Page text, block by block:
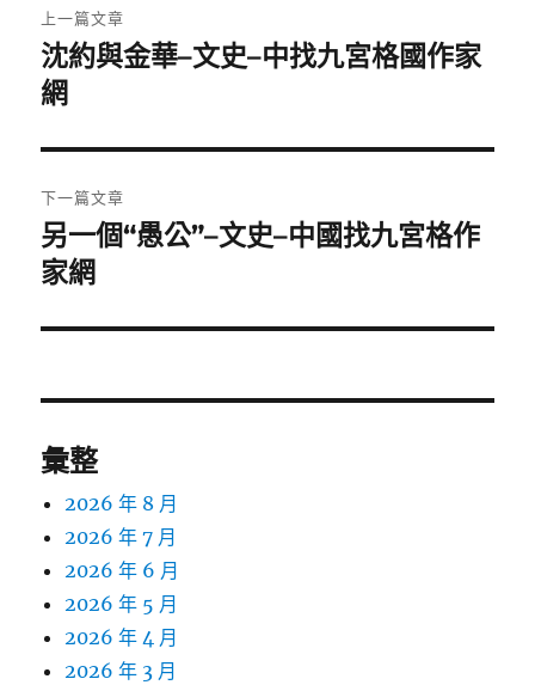
章
導
覽
上一篇文章
上
一
文
章:
沈約與金華–文史–中找九宮格國作家
網
下一篇文章
下
一
文
另一個“愚公”–文史–中國找九宮格作
家網
彙整
2026 年 8 月
2026 年 7 月
2026 年 6 月
2026 年 5 月
2026 年 4 月
2026 年 3 月